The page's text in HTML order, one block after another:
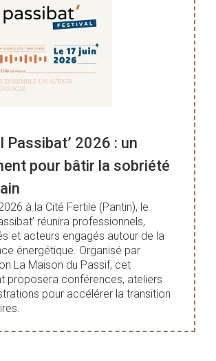
Passibat’ 2026 : un
pour bâtir la sobriété
à la Cité Fertile (Pantin), le
réunira professionnels,
et acteurs engagés autour de la
énergétique. Organisé par
La Maison du Passif, cet
proposera conférences, ateliers
pour accélérer la transition